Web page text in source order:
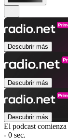
Descubrir más
Descubrir más
Descubrir más
El podcast comienza
- 0 sec.